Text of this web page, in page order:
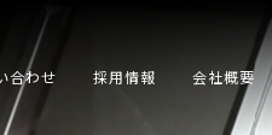
合わせ 採用情報 会社概要